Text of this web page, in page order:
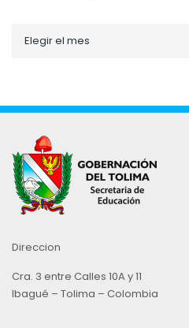
porElegir el mes
Direccion
Cra. 3 entre Calles 10A y 11
Ibagué – Tolima – Colombia